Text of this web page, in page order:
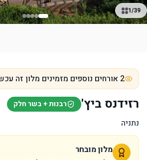
1/39
2 אורחים נוספים מזמינים מלון זה עכשיו
רזידנס ביץ' רבנות + בשר חלק
נתניה
מלון מובחר